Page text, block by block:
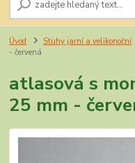
Úvod Stuhy jarní a velikonoční
- červená
atlasová s
25 mm -